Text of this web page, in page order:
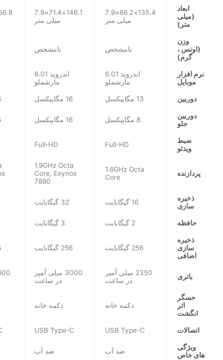
ابعاد
(میلی
متر)
135.4×66.2×7.9
میلی متر
146.1×71.4×7.9
میلی متر
وزن
(اونس ،
گرم)
نامشخص نامشخص
نرم افزار
موبایل
اندروید 6.01
مارشملو
اندروید 6.01
مارشملو
دوربین 13 مگاپیکسل 16 مگاپیکسل
دوربین
جلو
8 مگاپیکسل 16 مگاپیکسل
ضبط
ویدئو
Full-HD
Full-HD
پردازنده
1.6GHz Octa
Core
1.9GHz Octa
Core, Exynos
7880
ذخیره
سازی
16 گیگابایت 32 گیگابایت
حافظه 2 گیگابایت 3 گیگابایت
ذخیره
سازی
اضافی
256 گیگابایت 256 گیگابایت
باتری
2350 میلی آمپر
در ساعت
3000 میلی آمپر
در ساعت
حسگر
اثر
انگشت
دکمه خانه دکمه خانه
اتصالات USB Type-C
USB Type-C
ویژگی
های خاص
ضد آب ضد آب